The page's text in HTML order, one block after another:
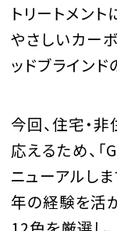
トリートメン
やさしいカー
ッドブライン
今回、住宅・
応えるため、「
ニューアルし
年の経験を活